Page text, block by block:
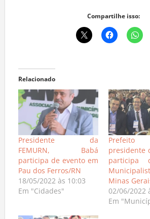
Compartilhe isso:
Relacionado
Presidente da
FEMURN, Babá
participa de evento em
Pau dos Ferros/RN
18/05/2022 às 10:03
Em "Cidades"
presidente
participa
Minas
02/06/2022
Em